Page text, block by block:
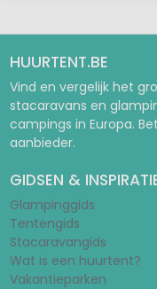
HUURTENT.BE
Vind en vergelijk het
stacaravans en
campings in Europa.
aanbieder.
GIDSEN &
Glampinggids
Tentengids
Stacaravangids
Wat is een huurtent?
Vakantieparken